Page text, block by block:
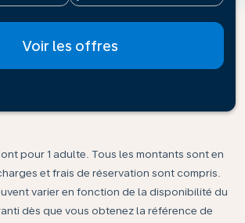
Voir les offres
pour 1 adulte. Tous les montants sont en
et frais de réservation sont compris.
varier en fonction de la disponibilité du
dès que vous obtenez la référence de